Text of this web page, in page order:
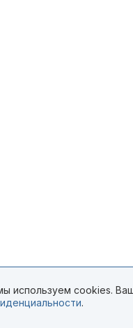
используем cookies.
.